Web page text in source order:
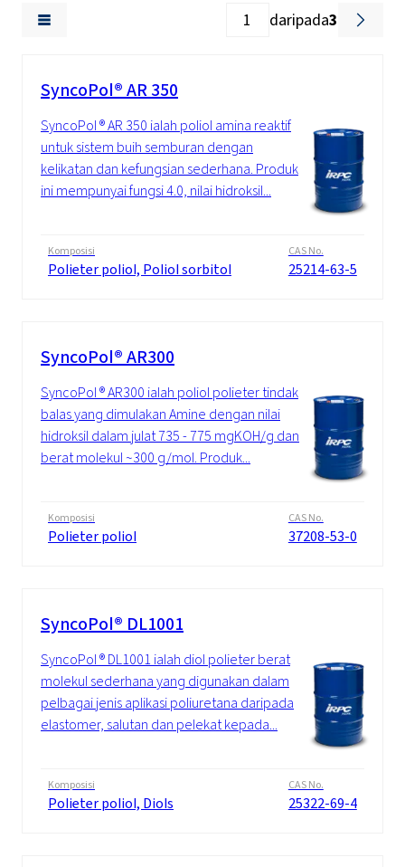
daripada3
SyncoPol® AR 350
SyncoPol ® AR 350 ialah poliol amina reaktif
untuk sistem buih semburan dengan
kelikatan dan kefungsian sederhana. Produk
ini mempunyai fungsi 4.0, nilai hidroksil...
Komposisi
Polieter poliol, Poliol sorbitol
CAS No.
25214-63-5
SyncoPol® AR300
SyncoPol ® AR300 ialah poliol polieter tindak
balas yang dimulakan Amine dengan nilai
hidroksil dalam julat 735 - 775 mgKOH/g dan
berat molekul ~300 g/mol. Produk...
Komposisi
Polieter poliol
CAS No.
37208-53-0
SyncoPol® DL1001
SyncoPol ® DL1001 ialah diol polieter berat
molekul sederhana yang digunakan dalam
pelbagai jenis aplikasi poliuretana daripada
elastomer, salutan dan pelekat kepada...
Komposisi
Polieter poliol, Diols
CAS No.
25322-69-4